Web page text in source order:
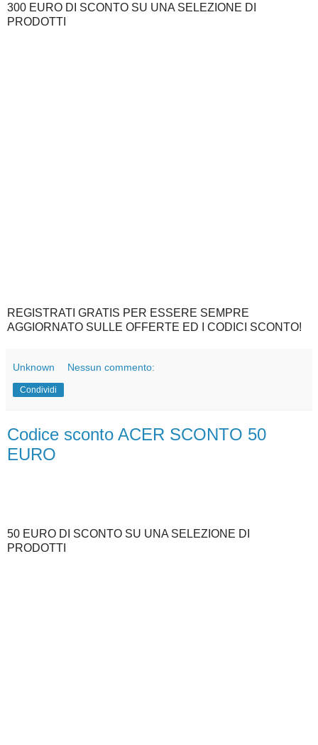
300 EURO DI SCONTO SU UNA SELEZIONE DI
PRODOTTI
REGISTRATI GRATIS PER ESSERE SEMPRE
AGGIORNATO SULLE OFFERTE ED I CODICI SCONTO!
Unknown Nessun commento:
Condividi
Codice sconto ACER SCONTO 50
EURO
50 EURO DI SCONTO SU UNA SELEZIONE DI
PRODOTTI